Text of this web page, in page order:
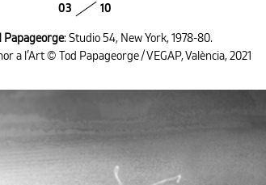
03 10
Papageorge: Studio 54, New York, 1978-80.
a l’Art © Tod Papageorge / VEGAP, València, 2021